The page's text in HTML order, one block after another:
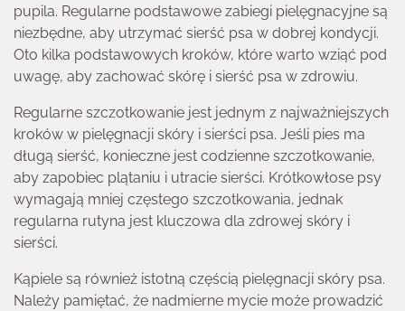
pupila. Regularne podstawowe zabiegi pielęgnacyjne są
niezbędne, aby utrzymać sierść psa w dobrej kondycji.
Oto kilka podstawowych kroków, które warto wziąć pod
uwagę, aby zachować skórę i sierść psa w zdrowiu.
Regularne szczotkowanie jest jednym z najważniejszych
kroków w pielęgnacji skóry i sierści psa. Jeśli pies ma
długą sierść, konieczne jest codzienne szczotkowanie,
aby zapobiec plątaniu i utracie sierści. Krótkowłose psy
wymagają mniej częstego szczotkowania, jednak
regularna rutyna jest kluczowa dla zdrowej skóry i
sierści.
Kąpiele są również istotną częścią pielęgnacji skóry psa.
Należy pamiętać, że nadmierne mycie może prowadzić